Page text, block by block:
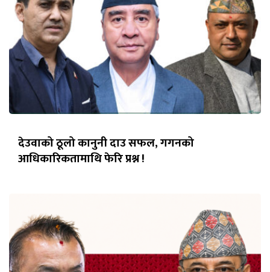
देउवाको ठूलो कानुनी दाउ सफल, गगनको
आधिकारिकतामाथि फेरि प्रश्न !